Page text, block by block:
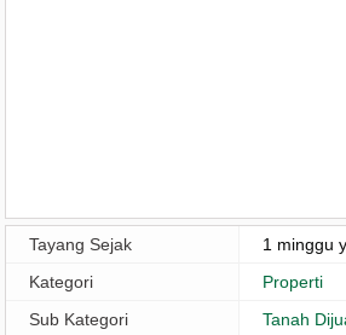
Tayang Sejak
1 minggu
Kategori
Properti
Sub Kategori
Tanah